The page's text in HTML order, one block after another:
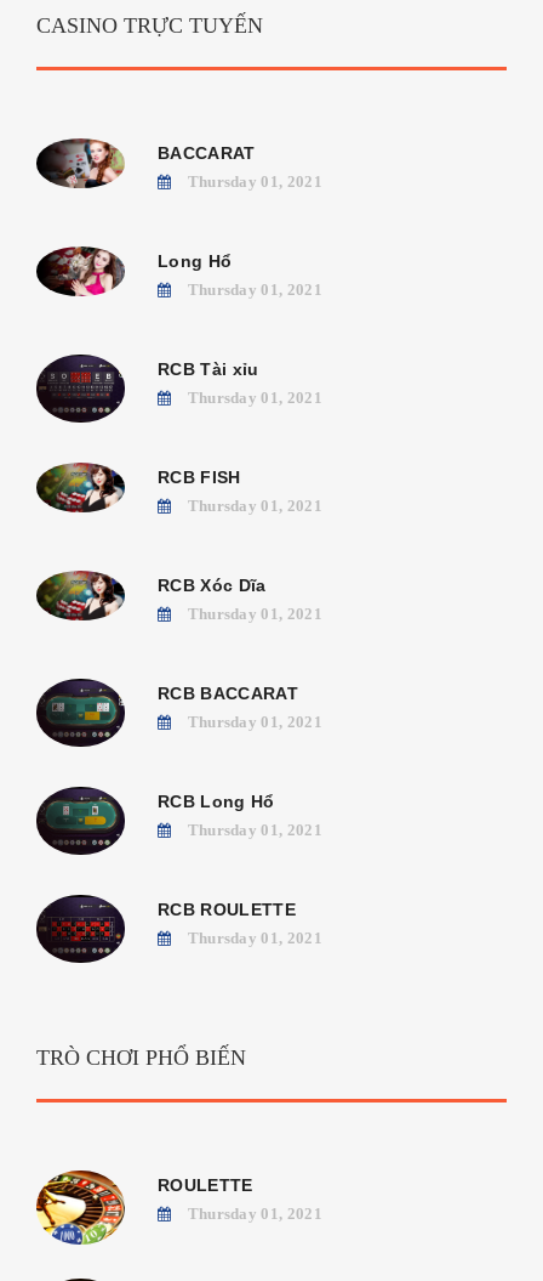
CASINO TRỰC TUYẾN
BACCARAT
Thursday 01, 2021
Long Hổ
Thursday 01, 2021
RCB Tài xỉu
Thursday 01, 2021
RCB FISH
Thursday 01, 2021
RCB Xóc Dĩa
Thursday 01, 2021
RCB BACCARAT
Thursday 01, 2021
RCB Long Hổ
Thursday 01, 2021
RCB ROULETTE
Thursday 01, 2021
TRÒ CHƠI PHỔ BIẾN
ROULETTE
Thursday 01, 2021